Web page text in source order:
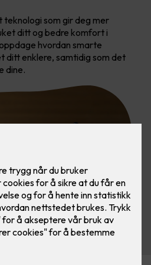
som gir deg mer
ditt og bedre komfort i
hvordan smarte
ditt enklere, samtidig som det
dine.